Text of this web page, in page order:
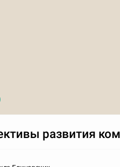
развития